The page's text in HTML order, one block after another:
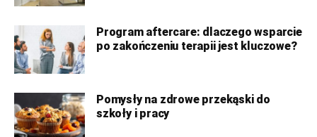
Program aftercare: dlaczego wsparcie
po zakończeniu terapii jest kluczowe?
Pomysły na zdrowe przekąski do
szkoły i pracy